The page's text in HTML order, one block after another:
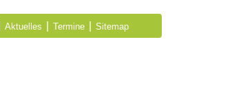
Aktuelles Termine Sitemap